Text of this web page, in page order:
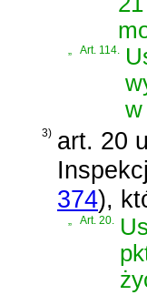
„ Art. 114.
w
3) art. 20
374),
Art. 20.